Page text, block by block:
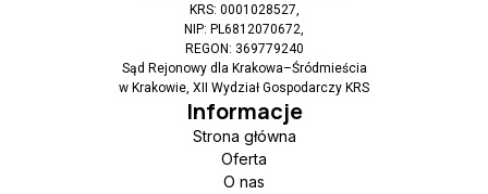
KRS: 0001028527,
NIP: PL6812070672,
REGON: 369779240
Sąd Rejonowy dla Krakowa–Śródmieścia
w Krakowie, XII Wydział Gospodarczy KRS
Informacje
Strona główna
Oferta
O nas